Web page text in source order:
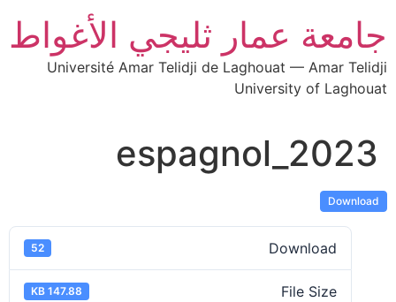
جامعة عمار ثليجي الأغواط
Université Amar Telidji de Laghouat — Amar Telidji
University of Laghouat
espagnol_2023
Download
Download
52
File Size
147.88 KB